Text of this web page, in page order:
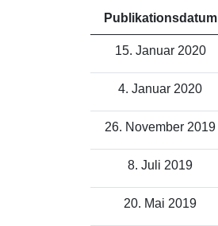
Publikationsdatum
15. Januar 2020
4. Januar 2020
26. November 2019
8. Juli 2019
20. Mai 2019